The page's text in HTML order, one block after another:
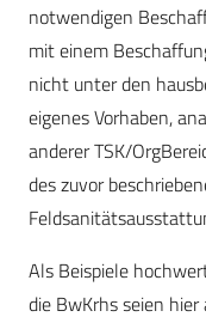
notwendigen
mit einem
nicht unter den
eigenes Vorhaben,
anderer TSK/
des zuvor
Als Beispiele
die BwKrhs seien